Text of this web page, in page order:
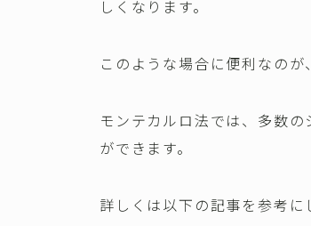
しくなります。
このような場合に便利なのが、
モンテカルロ法では、多数
ができます。
詳しくは以下の記事を参考に